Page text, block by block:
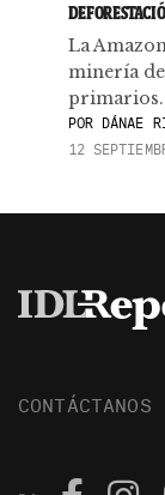
La
minería
primarios.
PORDÁNAE
12
CONTÁCTANOS